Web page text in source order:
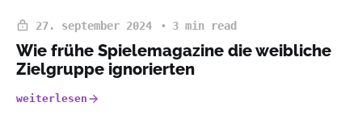
27. september 2024 3 min read
Wie frühe Spielemagazine die weibliche
Zielgruppe ignorierten
weiterlesen